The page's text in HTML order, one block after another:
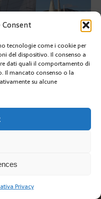
tecnologie come i cookie per
del dispositivo. Il consenso a
dati quali il comportamento di
Il mancato consenso o la
su alcune
Privacy